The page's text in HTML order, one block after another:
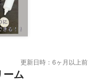
更新日時：6ヶ月以上前
ーム